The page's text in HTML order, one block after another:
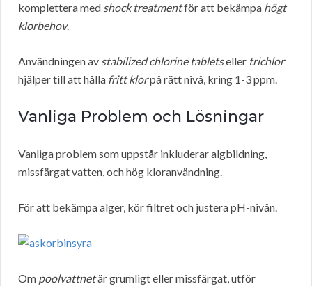
komplettera med shock treatmentför att bekämpa högt
klorbehov.
Användningen av stabilized chlorine tabletseller trichlor
hjälper till att hålla fritt klorpå rätt nivå, kring 1-3 ppm.
Vanliga Problem och Lösningar
Vanliga problem som uppstår inkluderar algbildning,
missfärgat vatten, och hög kloranvändning.
För att bekämpa alger, kör filtret och justera pH-nivån.
Om poolvattnetär grumligt eller missfärgat, utför